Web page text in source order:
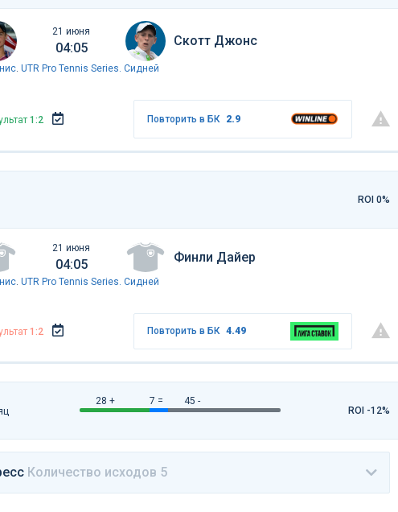
21 июня
04:05 Скотт Джонс
. UTR Pro Tennis Series. Сидней
1:2 Повторить в БК 2.9
ROI 0%
21 июня
04:05 Финли Дайер
UTR Pro Tennis Series. Сидней
1:2 Повторить в БК 4.49
28 + 7 =
45 -
ROI -12%
Количество исходов 5